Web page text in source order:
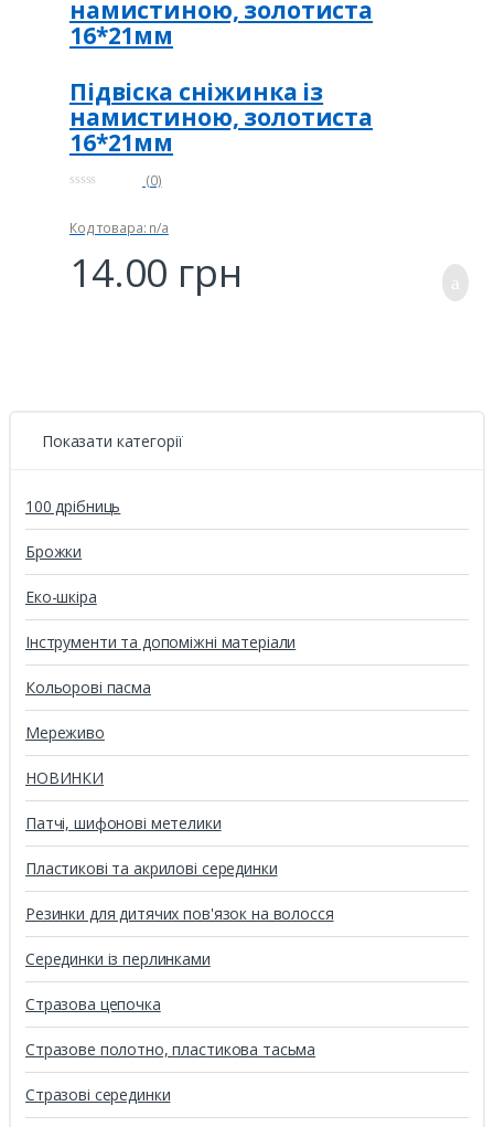
намистиною, золотиста
16*21мм
Підвіска сніжинка із
намистиною, золотиста
16*21мм
з
5
(0)
Код товара: n/a
14.00 грн
Показати категорії
100 дрібниць
Брожки
Еко-шкіра
Інструменти та допоміжні матеріали
Кольорові пасма
Мереживо
НОВИНКИ
Патчі, шифонові метелики
Пластикові та акрилові серединки
Резинки для дитячих пов'язок на волосся
Серединки із перлинками
Стразова цепочка
Стразове полотно, пластикова тасьма
Стразові серединки